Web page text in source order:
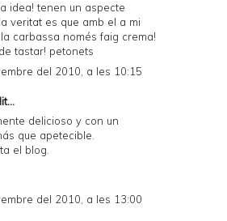
idea! tenen un aspecte
veritat es que amb el a mi
carbassa només faig crema!
tastar! petonets
del 2010, a les 10:15
delicioso y con un
que apetecible.
el blog.
del 2010, a les 13:00